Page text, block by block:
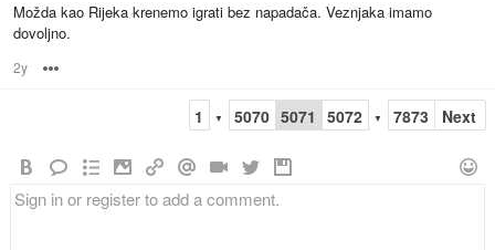
Možda kao Rijeka krenemo igrati bez napadača. Veznjaka imamo
dovoljno.
2y
1 ▼ 5070 5071 5072 ▼ 7873 Next